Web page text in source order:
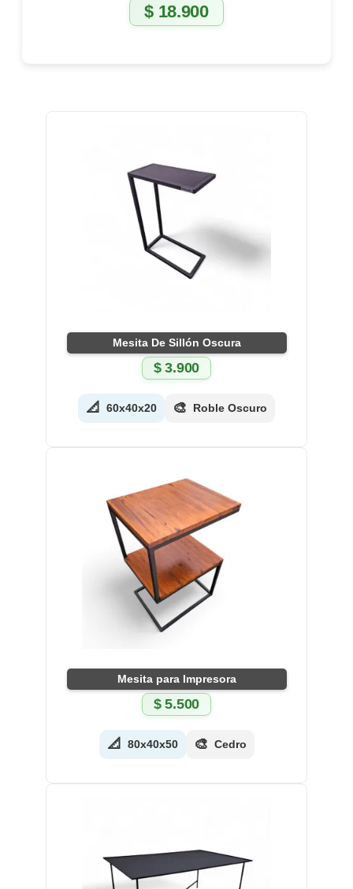
$18.900
Mesita De Sillón Oscura
$3.900
📐 60x40x20 🎨 Roble Oscuro
Mesita para Impresora
$5.500
📐 80x40x50 🎨 Cedro